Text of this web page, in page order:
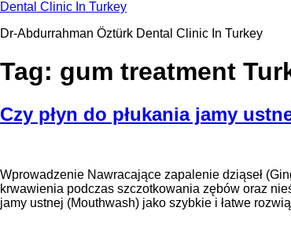
Przejdź
treści
Dental Clinic In Turkey
Dr-Abdurrahman Öztürk Dental Clinic In Turkey
Tag: gum treatment
Czy płyn do płukania jamy
Wprowadzenie Nawracające zapalenie dziąseł
krwawienia podczas szczotkowania zębów oraz
jamy ustnej (Mouthwash) jako szybkie i łatwe